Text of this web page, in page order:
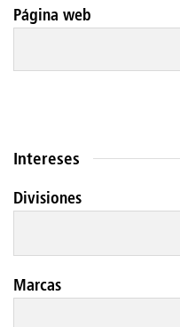
Página web
Intereses
Divisiones
Marcas